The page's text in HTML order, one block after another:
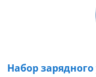
Набор зарядного